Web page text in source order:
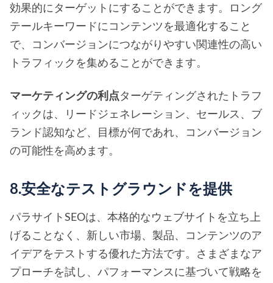
効果的にターゲットにすることができます。ロング
テールキーワードにコンテンツを最適化すること
で、コンバージョンにつながりやすい関連性の高い
トラフィックを集めることができます。
マーケティングの利点ターゲティングされたトラフ
ィックは、リードジェネレーション、セールス、ブ
ランド認知など、目標が何であれ、コンバージョン
の可能性を高めます。
8.安全なテストグラウンドを提供
パラサイトSEOは、本格的なウェブサイトを立ち上
げることなく、新しい市場、製品、コンテンツのア
イデアをテストする優れた方法です。さまざまなア
プローチを試し、パフォーマンスに基づいて戦略を